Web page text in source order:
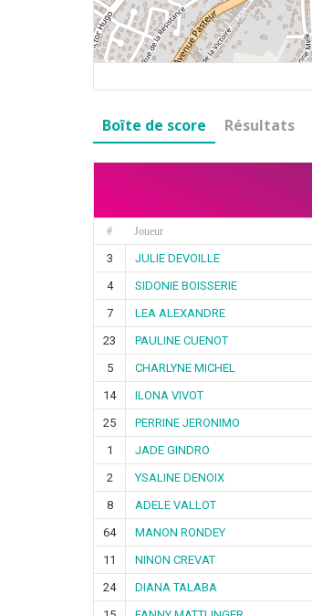
Boîte de score Résultats
# Joueur
3 JULIE DEVOILLE
4
SIDONIE BOISSERIE
7
LEA ALEXANDRE
23
PAULINE CUENOT
5
CHARLYNE MICHEL
14
ILONA VIVOT
25
PERRINE JERONIMO
1
JADE GINDRO
2
YSALINE DENOIX
8
ADELE VALLOT
64
MANON RONDEY
11
NINON CREVAT
24
DIANA TALABA